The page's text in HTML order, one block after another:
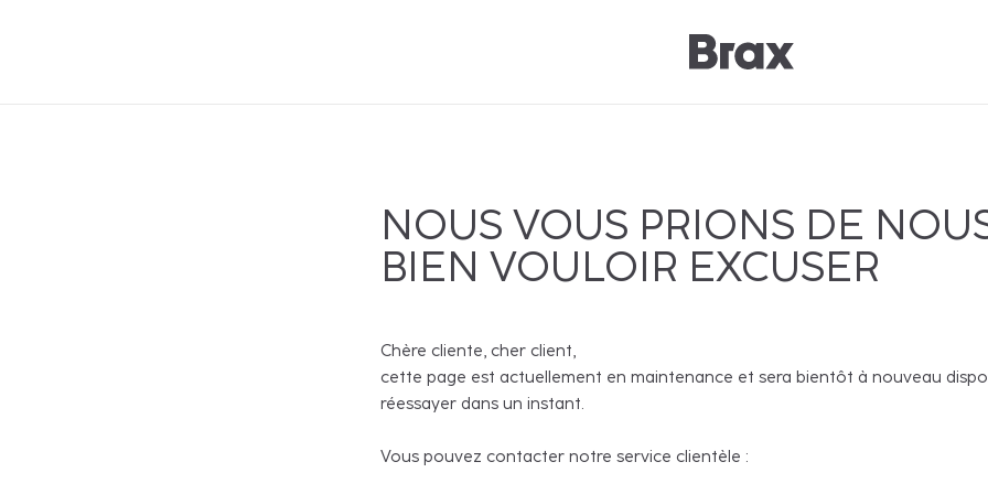
NOUS VOUS PRIONS DE
BIEN VOULOIR EXCUSER
Chère cliente, cher client,
cette page est actuellement en maintenance et sera bientôt à nouveau
réessayer dans un instant.
Vous pouvez contacter notre service clientèle :